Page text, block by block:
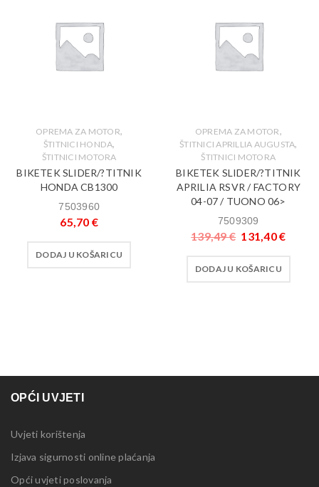
OPREMA ZA MOTOR,
ŠTITNICI HONDA,
ŠTITNICI MOTORA
BIKETEK SLIDER/?TITNIK
HONDA CB1300
7503960
65,70 €
DODAJ U KOŠARICU
OPREMA ZA MOTOR,
ŠTITNICI APRILLIA AUGUSTA,
ŠTITNICI MOTORA
BIKETEK SLIDER/?TITNIK
APRILIA RSVR / FACTORY
04-07 / TUONO 06>
7509309
139,49€ 131,40€
DODAJ U KOŠARICU
OPĆI UVJETI
Uvjeti korištenja
Izjava sigurnosti online plaćanja
Opći uvjeti poslovanja